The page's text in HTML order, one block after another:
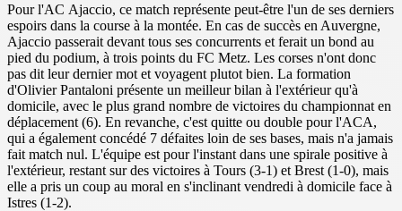
Pour l'AC Ajaccio, ce match représente peut-être l'un de ses derniers
espoirs dans la course à la montée. En cas de succès en Auvergne,
Ajaccio passerait devant tous ses concurrents et ferait un bond au
pied du podium, à trois points du FC Metz. Les corses n'ont donc
pas dit leur dernier mot et voyagent plutot bien. La formation
d'Olivier Pantaloni présente un meilleur bilan à l'extérieur qu'à
domicile, avec le plus grand nombre de victoires du championnat en
déplacement (6). En revanche, c'est quitte ou double pour l'ACA,
qui a également concédé 7 défaites loin de ses bases, mais n'a jamais
fait match nul. L'équipe est pour l'instant dans une spirale positive à
l'extérieur, restant sur des victoires à Tours (3-1) et Brest (1-0), mais
elle a pris un coup au moral en s'inclinant vendredi à domicile face à
Istres (1-2).